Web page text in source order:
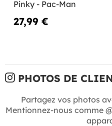
Pinky - Pac-Man
27,99 €
PHOTOS DE
Partagez vos photos
Mentionnez-nous comme